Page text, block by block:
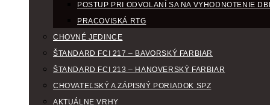
POSTUP PRI ODVOLANÍ SA NA VYHODNOTENIE
PRACOVISKÁ RTG
CHOVNÉ JEDINCE
ŠTANDARD FCI 217 – BAVORSKÝ FARBIAR
ŠTANDARD FCI 213 – HANOVERSKÝ FARBIAR
CHOVATEĽSKÝ A ZÁPISNÝ PORIADOK SPZ
AKTUÁLNE VRHY